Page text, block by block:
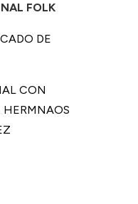
FOLK
DE
CON
HERMNAOS